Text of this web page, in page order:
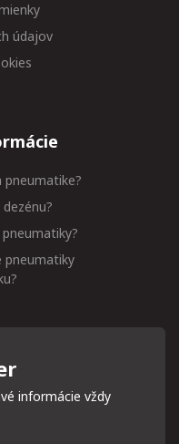
údajov
pneumatike?
pneumatiky
informácie vždy